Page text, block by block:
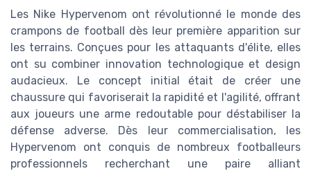
Les Nike Hypervenom ont révolutionné le monde des
crampons de football dès leur première apparition sur
les terrains. Conçues pour les attaquants d'élite, elles
ont su combiner innovation technologique et design
audacieux. Le concept initial était de créer une
chaussure qui favoriserait la rapidité et l'agilité, offrant
aux joueurs une arme redoutable pour déstabiliser la
défense adverse. Dès leur commercialisation, les
Hypervenom ont conquis de nombreux footballeurs
professionnels recherchant une paire alliant